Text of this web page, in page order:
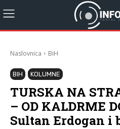
Naslovnica BiH
BIH KOLUMNE
TURSKA NA
– OD KALDRME
Sultan Erdogan